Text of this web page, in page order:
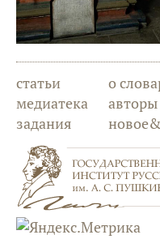
статьи
медиатека
задания
о
авторы